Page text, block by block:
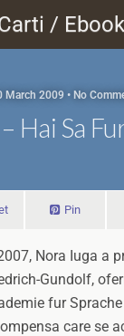
/
March 2009 • No
Hai Sa
Pin
Nora Iuga a
Gundolf,
fur
care se